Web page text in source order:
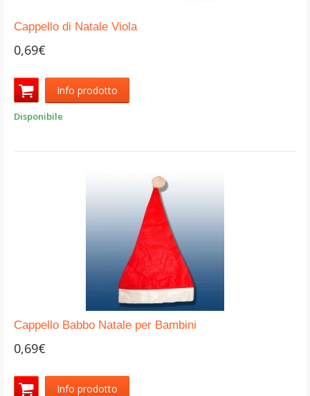
Cappello di Natale Viola
0,69€
Info prodotto
Disponibile
Cappello Babbo Natale per Bambini
0,69€
Info prodotto